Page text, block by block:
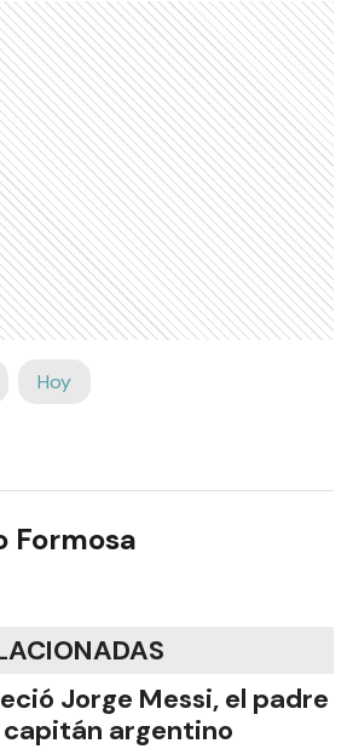
Hoy
Formosa
Jorge Messi, el padre
capitán argentino